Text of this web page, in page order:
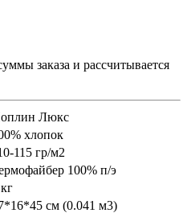
заказа и рассчитывается
Люкс
хлопок
115 гр/м2
100% п/э
см (0.041 м3)